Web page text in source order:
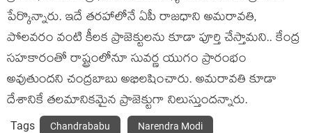
పేర్కొన్నారు. ఇదే త‌ర‌హాలోనే ఏపీ రాజ‌ధాని అమ‌రావ‌తి,
పోల‌వరం వంటి కీల‌క ప్రాజెక్టుల‌ను కూడా పూర్తి చేస్తామ‌ని.. కేంద్ర
స‌హ‌కారంతో రాష్ట్రంలోనూ సువ‌ర్ణ యుగం ప్రారంభం
అవుతుంద‌ని చంద్ర‌బాబు అభిల‌షించారు. అమ‌రావ‌తి కూడా
దేశానికే త‌ల‌మానికమైన ప్రాజెక్టుగా నిలుస్తుంద‌న్నారు.
Tags Chandrababu Narendra Modi